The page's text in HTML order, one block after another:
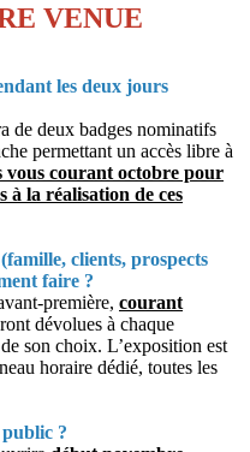
VENUE
les deux jours
de deux badges nominatifs
permettant un accès libre à
vous courant octobre pour
à la réalisation de ces
clients, prospects
faire ?
première, courant
dévolues à chaque
son choix. L’exposition est
horaire dédié, toutes les
?